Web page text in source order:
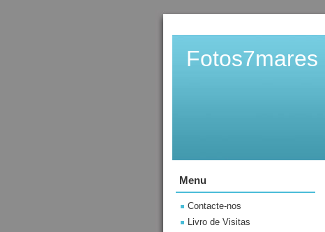
Fotos7mares
Menu
Contacte-nos
Livro de Visitas